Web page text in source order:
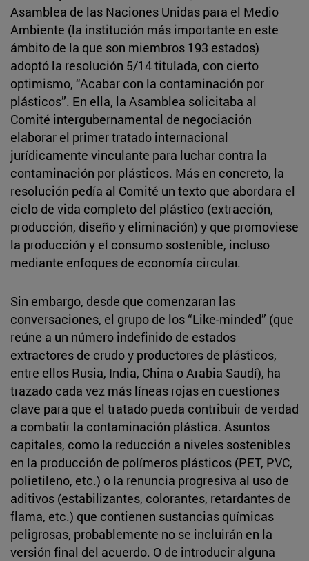
Asamblea de las Naciones Unidas para el Medio
Ambiente (la institución más importante en este
ámbito de la que son miembros 193 estados)
adoptó la resolución 5/14 titulada, con cierto
optimismo, “Acabar con la contaminación por
plásticos”. En ella, la Asamblea solicitaba al
Comité intergubernamental de negociación
elaborar el primer tratado internacional
jurídicamente vinculante para luchar contra la
contaminación por plásticos. Más en concreto, la
resolución pedía al Comité un texto que abordara el
ciclo de vida completo del plástico (extracción,
producción, diseño y eliminación) y que promoviese
la producción y el consumo sostenible, incluso
mediante enfoques de economía circular.
Sin embargo, desde que comenzaran las
conversaciones, el grupo de los “Like-minded” (que
reúne a un número indefinido de estados
extractores de crudo y productores de plásticos,
entre ellos Rusia, India, China o Arabia Saudí), ha
trazado cada vez más líneas rojas en cuestiones
clave para que el tratado pueda contribuir de verdad
a combatir la contaminación plástica. Asuntos
capitales, como la reducción a niveles sostenibles
en la producción de polímeros plásticos (PET, PVC,
polietileno, etc.) o la renuncia progresiva al uso de
aditivos (estabilizantes, colorantes, retardantes de
flama, etc.) que contienen sustancias químicas
peligrosas, probablemente no se incluirán en la
versión final del acuerdo. O de introducir alguna